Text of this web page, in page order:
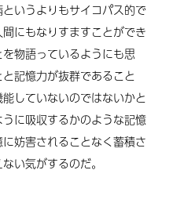
いうよりもサイコパス的で
にもなりすますことができ
物語っているようにも思
記憶力が抜群であること
していないのではないかと
に吸収するかのような記憶
妨害されることなく蓄積さ
い気がするのだ。